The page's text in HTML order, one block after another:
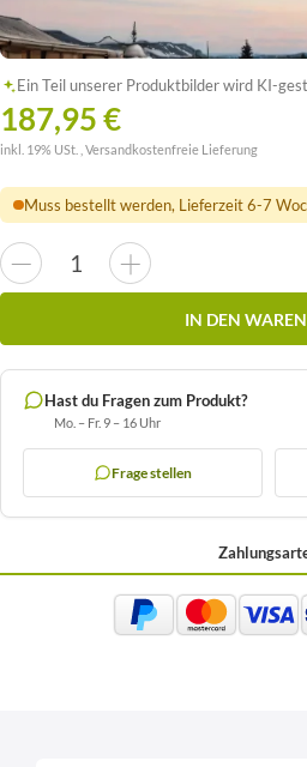
Ein Teil unserer Produktbilder wird KI-
187,95 €
inkl. 19% USt. , Versandkostenfreie Lieferung
Muss bestellt werden, Lieferzeit 6-7
IN DEN
Hast du Fragen zum Produkt?
Mo. – Fr. 9 – 16 Uhr
Frage stellen